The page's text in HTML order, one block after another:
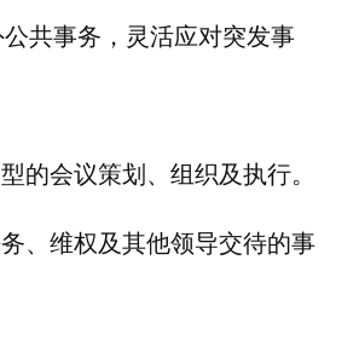
共事务，灵活应对突发事
的会议策划、组织及执行。
、维权及其他领导交待的事